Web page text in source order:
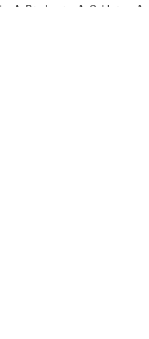
A. Bruckner A. Caldara A.